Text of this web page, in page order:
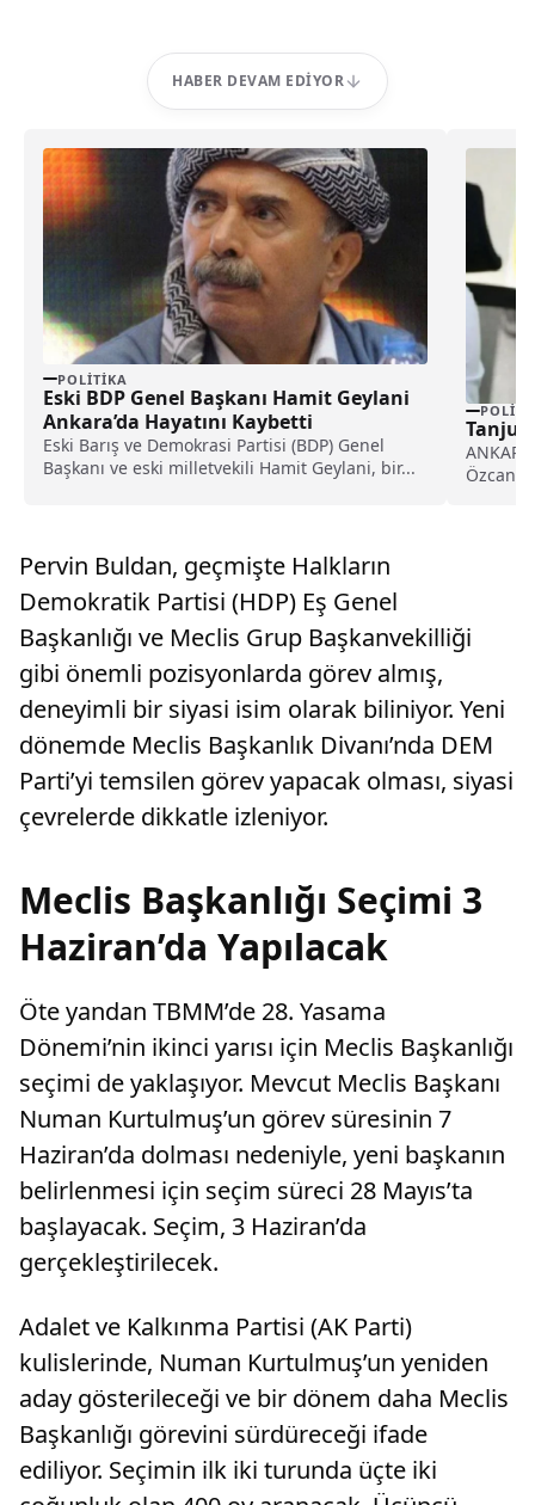
HABER DEVAM EDIYOR
POLITIKA
Eski BDP Genel Başkanı Hamit Geylani
Ankara’da Hayatını Kaybetti
Eski Barış ve Demokrasi Partisi (BDP) Genel
Başkanı ve eski milletvekili Hamit Geylani, bir...
Tanju
Özcan,
Pervin Buldan, geçmişte Halkların
Demokratik Partisi (HDP) Eş Genel
Başkanlığı ve Meclis Grup Başkanvekilliği
gibi önemli pozisyonlarda görev almış,
deneyimli bir siyasi isim olarak biliniyor. Yeni
dönemde Meclis Başkanlık Divanı’nda DEM
Parti’yi temsilen görev yapacak olması, siyasi
çevrelerde dikkatle izleniyor.
Meclis Başkanlığı Seçimi 3
Haziran’da Yapılacak
Öte yandan TBMM’de 28. Yasama
Dönemi’nin ikinci yarısı için Meclis Başkanlığı
seçimi de yaklaşıyor. Mevcut Meclis Başkanı
Numan Kurtulmuş’un görev süresinin 7
Haziran’da dolması nedeniyle, yeni başkanın
belirlenmesi için seçim süreci 28 Mayıs’ta
başlayacak. Seçim, 3 Haziran’da
gerçekleştirilecek.
Adalet ve Kalkınma Partisi (AK Parti)
kulislerinde, Numan Kurtulmuş’un yeniden
aday gösterileceği ve bir dönem daha Meclis
Başkanlığı görevini sürdüreceği ifade
ediliyor. Seçimin ilk iki turunda üçte iki